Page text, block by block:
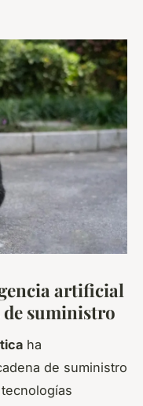
artificial
de suministro
ha
de suministro